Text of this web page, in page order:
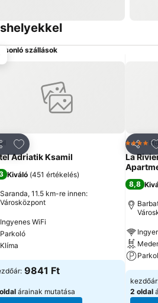
szállások
Hozzáadás a kedvencekhez
Adriatik Ksamil
Kiváló (451 értékelés)
Saranda, 11.5 km-re innen:
Városközpont
Ingyenes WiFi
Parkoló
Klíma
9841 Ft
árainak mutatása
4
La
8,8
2 oldal